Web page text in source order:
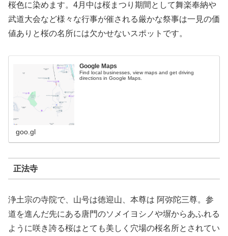
桜色に染めます。4月中は桜まつり期間として舞楽奉納や
武道大会など様々な行事が催される厳かな祭事は一見の価
値ありと桜の名所には欠かせないスポットです。
Google Maps
Find local businesses, view maps and get driving
directions in Google Maps.
goo.gl
正法寺
浄土宗の寺院で、山号は徳迎山、本尊は 阿弥陀三尊。参
道を進んだ先にある唐門のソメイヨシノや塀からあふれる
ように咲き誇る桜はとても美しく穴場の桜名所とされてい